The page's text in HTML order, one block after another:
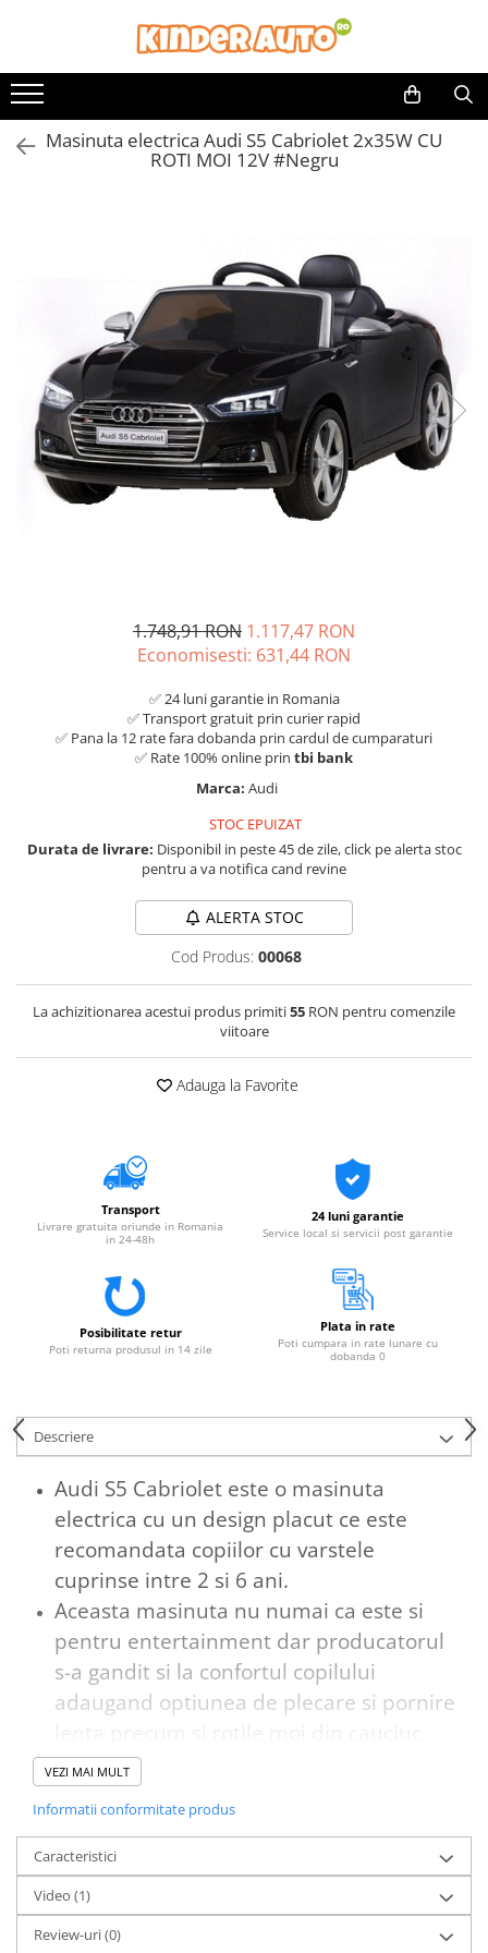
Masinuta electrica Audi S5 Cabriolet 2x35W CU
ROTI MOI 12V #Negru
1.748,91 RON 1.117,47 RON
Economisesti: 631,44 RON
✅ 24 luni garantie in Romania
✅ Transport gratuit prin curier rapid
✅ Pana la 12 rate fara dobanda prin cardul de cumparaturi
✅ Rate 100% online prin tbi bank
Marca: Audi
STOC EPUIZAT
Durata de livrare: Disponibil in peste 45 de zile, click pe alerta stoc
pentru a va notifica cand revine
ALERTA STOC
Cod Produs: 00068
La achizitionarea acestui produs primiti55 RON pentru comenzile
viitoare
Adauga la Favorite
Transport
Livrare gratuita oriunde in Romania
in 24-48h
24 luni garantie
Service local si servicii post garantie
Posibilitate retur
Poti returna produsul in 14 zile
Plata in rate
Poti cumpara in rate lunare cu
dobanda 0
Descriere
Audi S5 Cabriolet este o masinuta
electrica cu un design placut ce este
recomandata copiilor cu varstele
cuprinse intre 2 si 6 ani.
Aceasta masinuta nu numai ca este si
pentru entertainment dar producatorul
s-a gandit si la confortul copilului
adaugand optiunea de plecare si pornire
pentru o plimbare cat mai comoda.
Pornirea si oprirea se face din butonul
modern start/stop ce se afla si pe
masinile reale , iar schimbarea directiei
de mers se face din maneta
Masinuta electrica Audi S5 Cabriolet nu
este doar pentru divertisment dar ajuta
VEZI MAI MULT
Informatii conformitate produs
Caracteristici
Video (1)
Review-uri(0)